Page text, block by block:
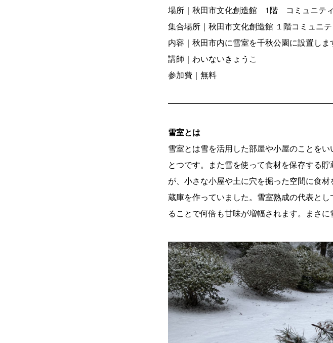
場所｜秋田市文化創造館 1階 コミュニテ
集合場所｜秋田市文化創造館 １階コミュニ
内容｜秋田市内に雪室を千秋公園に設置しま
講師｜わいないきょうこ
参加費｜無料
雪室とは
雪室とは雪を活用した部屋や小屋のことを
とつです。また雪を使って食材を保存する
が、小さな小屋や土に穴を掘った空間に食
蔵庫を作っていました。雪室熟成の代表と
ることで何倍も甘味が増幅されます。まさ